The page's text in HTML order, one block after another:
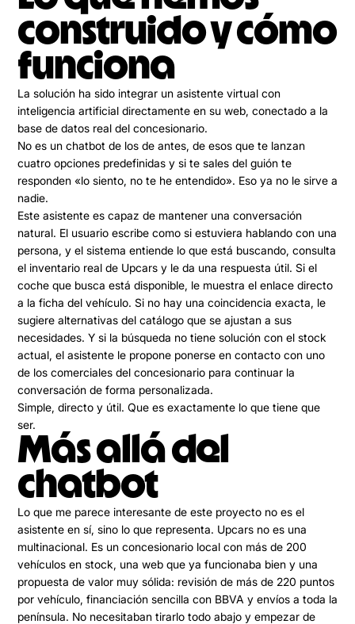
construido y cómo
funciona
La solución ha sido integrar un asistente virtual con
inteligencia artificial directamente en su web, conectado a la
base de datos real del concesionario.
No es un chatbot de los de antes, de esos que te lanzan
cuatro opciones predefinidas y si te sales del guión te
responden «lo siento, no te he entendido». Eso ya no le sirve a
nadie.
Este asistente es capaz de mantener una conversación
natural. El usuario escribe como si estuviera hablando con una
persona, y el sistema entiende lo que está buscando, consulta
el inventario real de Upcars y le da una respuesta útil. Si el
coche que busca está disponible, le muestra el enlace directo
a la ficha del vehículo. Si no hay una coincidencia exacta, le
sugiere alternativas del catálogo que se ajustan a sus
necesidades. Y si la búsqueda no tiene solución con el stock
actual, el asistente le propone ponerse en contacto con uno
de los comerciales del concesionario para continuar la
conversación de forma personalizada.
Simple, directo y útil. Que es exactamente lo que tiene que
ser.
Más allá del
chatbot
Lo que me parece interesante de este proyecto no es el
asistente en sí, sino lo que representa. Upcars no es una
multinacional. Es un concesionario local con más de 200
vehículos en stock, una web que ya funcionaba bien y una
propuesta de valor muy sólida: revisión de más de 220 puntos
por vehículo, financiación sencilla con BBVA y envíos a toda la
península. No necesitaban tirarlo todo abajo y empezar de